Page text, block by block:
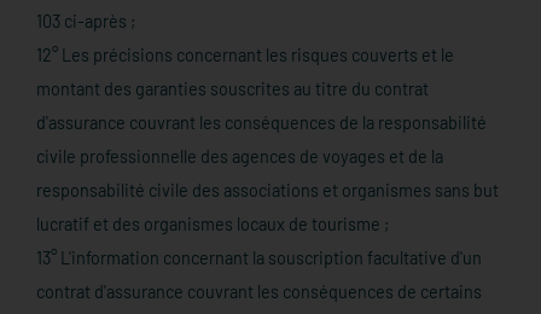
103 ci-après ;
12° Les précisions concernant les risques couverts et le
montant des garanties souscrites au titre du contrat
d'assurance couvrant les conséquences de la responsabilité
civile professionnelle des agences de voyages et de la
responsabilité civile des associations et organismes sans but
lucratif et des organismes locaux de tourisme ;
13° L'information concernant la souscription facultative d'un
contrat d'assurance couvrant les conséquences de certains